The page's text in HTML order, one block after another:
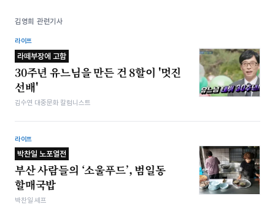
김영희 관련기사
라이프
라떼부장에 고함
30주년 유느님을 만든 건 8할이 '멋진
선배'
김수연 대중문화 칼럼니스트
라이프
박찬일 노포열전
부산 사람들의 ‘소울푸드’, 범일동
할매국밥
박찬일 셰프